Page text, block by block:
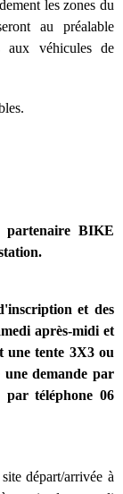
les zones du
au préalable
aux véhicules de
partenaire BIKE
et des
après-midi et
une tente 3X3 ou
une demande par
par téléphone 06
départ/arrivée à